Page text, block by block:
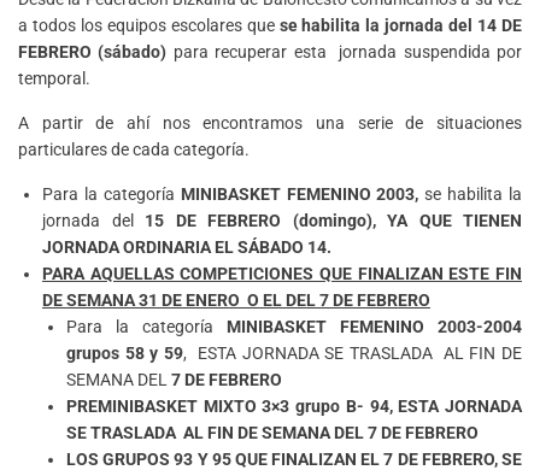
a todos los equipos escolares que se habilita la jornada del 14 DE
FEBRERO (sábado) para recuperar esta jornada suspendida por
temporal.
A partir de ahí nos encontramos una serie de situaciones
particulares de cada categoría.
Para la categoría MINIBASKET FEMENINO 2003, se habilita la
jornada del 15 DE FEBRERO (domingo), YA QUE TIENEN
JORNADA ORDINARIA EL SÁBADO 14.
PARA AQUELLAS COMPETICIONES QUE FINALIZAN ESTE FIN
DE SEMANA 31 DE ENERO O EL DEL 7 DE FEBRERO
Para la categoría MINIBASKET FEMENINO 2003-2004
grupos 58 y 59, ESTA JORNADA SE TRASLADA AL FIN DE
SEMANA DEL 7 DE FEBRERO
PREMINIBASKET MIXTO 3×3 grupo B- 94, ESTA JORNADA
SE TRASLADA AL FIN DE SEMANA DEL 7 DE FEBRERO
LOS GRUPOS 93 Y 95 QUE FINALIZAN EL 7 DE FEBRERO, SE